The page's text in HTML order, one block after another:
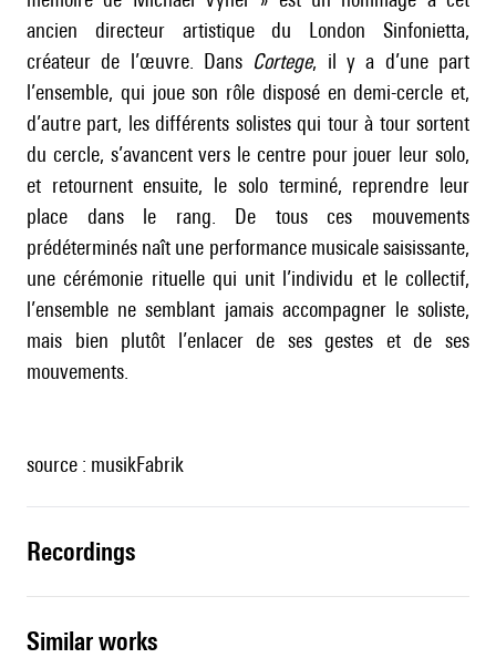
ancien directeur artistique du London Sinfonietta,
créateur de l’œuvre. Dans Cortege, il y a d’une part
l’ensemble, qui joue son rôle disposé en demi-cercle et,
d’autre part, les différents solistes qui tour à tour sortent
du cercle, s’avancent vers le centre pour jouer leur solo,
et retournent ensuite, le solo terminé, reprendre leur
place dans le rang. De tous ces mouvements
prédéterminés naît une performance musicale saisissante,
une cérémonie rituelle qui unit l’individu et le collectif,
l’ensemble ne semblant jamais accompagner le soliste,
mais bien plutôt l’enlacer de ses gestes et de ses
mouvements.
source : musikFabrik
recordings
similar works